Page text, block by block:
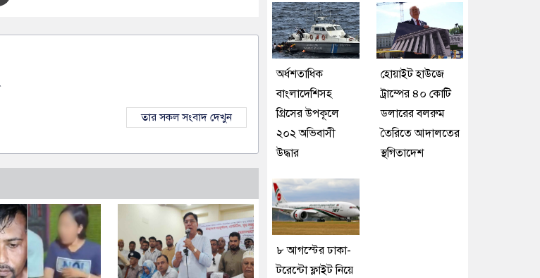
তার সকল সংবাদ দেখুন
অর্ধশতাধিক
বাংলাদেশিসহ
গ্রিসের উপকূলে
২০২ অভিবাসী
উদ্ধার
হোয়াইট হাউজে
ট্রাম্পের ৪০ কোটি
ডলারের বলরুম
তৈরিতে আদালতের
স্থগিতাদেশ
৮ আগস্টের ঢাকা-
টরেন্টো ফ্লাইট নিয়ে